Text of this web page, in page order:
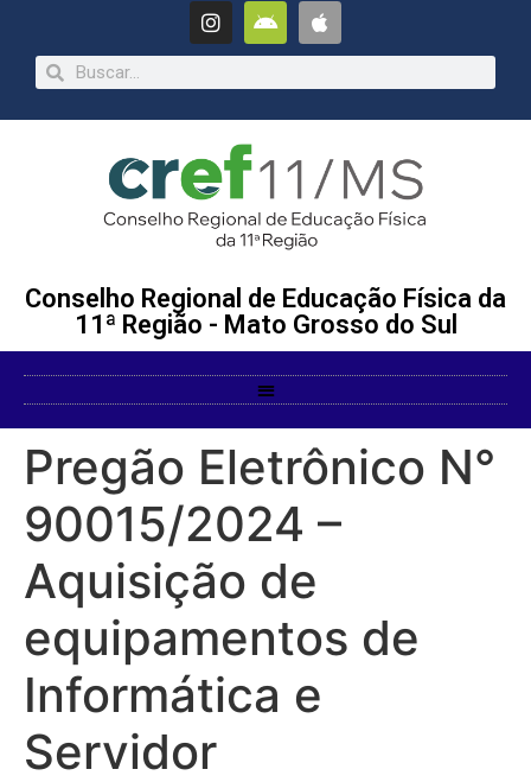
Conselho Regional de Educação Física da
11ª Região - Mato Grosso do Sul
Pregão Eletrônico N°
90015/2024 –
Aquisição de
equipamentos de
Informática e
Servidor